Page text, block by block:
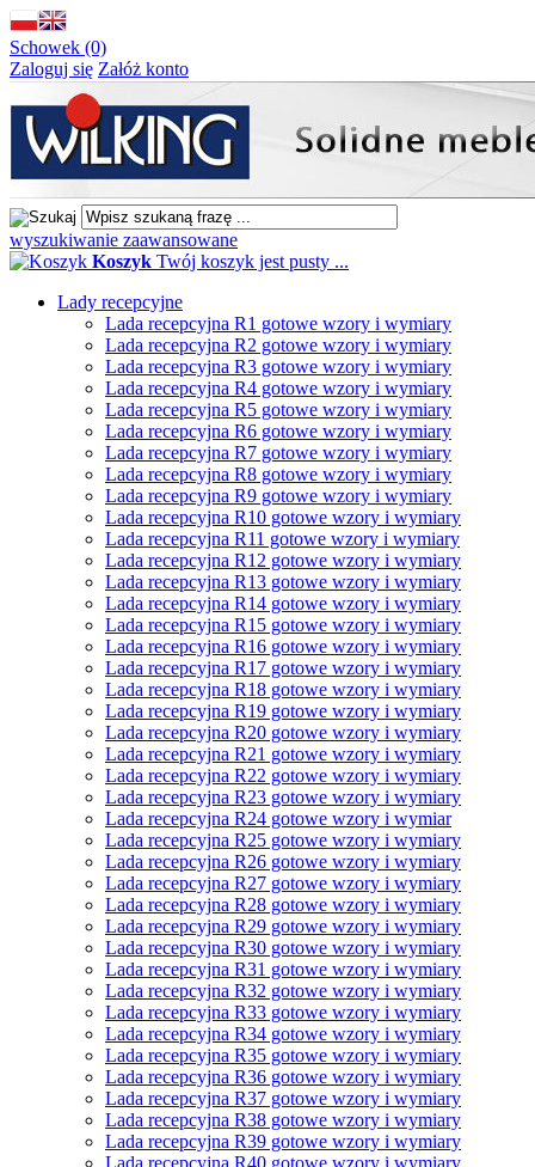
Schowek (0)
Zaloguj się Załóż konto
wyszukiwanie zaawansowane
Koszyk Twój koszyk jest pusty ...
Lady recepcyjne
Lada recepcyjna R1 gotowe wzory i wymiary
Lada recepcyjna R2 gotowe wzory i wymiary
Lada recepcyjna R3 gotowe wzory i wymiary
Lada recepcyjna R4 gotowe wzory i wymiary
Lada recepcyjna R5 gotowe wzory i wymiary
Lada recepcyjna R6 gotowe wzory i wymiary
Lada recepcyjna R7 gotowe wzory i wymiary
Lada recepcyjna R8 gotowe wzory i wymiary
Lada recepcyjna R9 gotowe wzory i wymiary
Lada recepcyjna R10 gotowe wzory i wymiary
Lada recepcyjna R11 gotowe wzory i wymiary
Lada recepcyjna R12 gotowe wzory i wymiary
Lada recepcyjna R13 gotowe wzory i wymiary
Lada recepcyjna R14 gotowe wzory i wymiary
Lada recepcyjna R15 gotowe wzory i wymiary
Lada recepcyjna R16 gotowe wzory i wymiary
Lada recepcyjna R17 gotowe wzory i wymiary
Lada recepcyjna R18 gotowe wzory i wymiary
Lada recepcyjna R19 gotowe wzory i wymiary
Lada recepcyjna R20 gotowe wzory i wymiary
Lada recepcyjna R21 gotowe wzory i wymiary
Lada recepcyjna R22 gotowe wzory i wymiary
Lada recepcyjna R23 gotowe wzory i wymiary
Lada recepcyjna R24 gotowe wzory i wymiar
Lada recepcyjna R25 gotowe wzory i wymiary
Lada recepcyjna R26 gotowe wzory i wymiary
Lada recepcyjna R27 gotowe wzory i wymiary
Lada recepcyjna R28 gotowe wzory i wymiary
Lada recepcyjna R29 gotowe wzory i wymiary
Lada recepcyjna R30 gotowe wzory i wymiary
Lada recepcyjna R31 gotowe wzory i wymiary
Lada recepcyjna R32 gotowe wzory i wymiary
Lada recepcyjna R33 gotowe wzory i wymiary
Lada recepcyjna R34 gotowe wzory i wymiary
Lada recepcyjna R35 gotowe wzory i wymiary
Lada recepcyjna R36 gotowe wzory i wymiary
Lada recepcyjna R37 gotowe wzory i wymiary
Lada recepcyjna R38 gotowe wzory i wymiary
Lada recepcyjna R39 gotowe wzory i wymiary
Lada recepcyjna R40 gotowe wzory i wymiary